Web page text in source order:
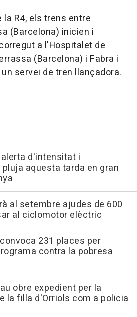
la R4, els trens entre
(Barcelona) inicien i
a l'Hospitalet de
(Barcelona) i Fabra i
servei de tren llançadora.
d'intensitat i
aquesta tarda en gran
al setembre ajudes de 600
al ciclomotor elèctric
231 places per
contra la pobresa
obre expedient per la
la filla d'Orriols com a policia